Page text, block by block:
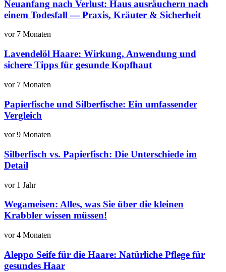
Neuanfang nach Verlust: Haus ausräuchern nach
einem Todesfall — Praxis, Kräuter & Sicherheit
vor 7 Monaten
Lavendelöl Haare: Wirkung, Anwendung und
sichere Tipps für gesunde Kopfhaut
vor 7 Monaten
Papierfische und Silberfische: Ein umfassender
Vergleich
vor 9 Monaten
Silberfisch vs. Papierfisch: Die Unterschiede im
Detail
vor 1 Jahr
Wegameisen: Alles, was Sie über die kleinen
Krabbler wissen müssen!
vor 4 Monaten
Aleppo Seife für die Haare: Natürliche Pflege für
gesundes Haar